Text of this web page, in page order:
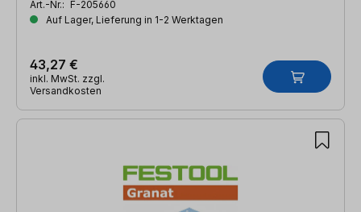
Art.-Nr.: F-205660
Auf Lager, Lieferung in 1-2 Werktagen
43,27 €
inkl. MwSt. zzgl.
Versandkosten